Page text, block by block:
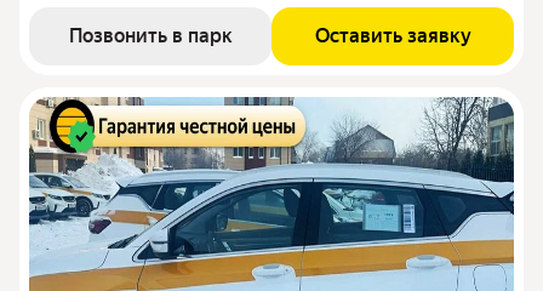
Позвонить в парк Оставить заявку